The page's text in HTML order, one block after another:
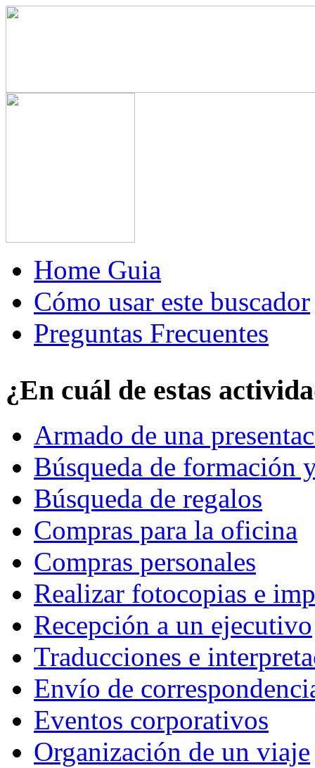
Home Guia
Cómo usar este buscador
Preguntas Frecuentes
¿En cuál de estas
Armado de una
Búsqueda de formación
Búsqueda de regalos
Compras para la oficina
Compras personales
Realizar fotocopias e
Recepción a un ejecutivo
Traducciones e
Envío de
Eventos corporativos
Organización de un viaje